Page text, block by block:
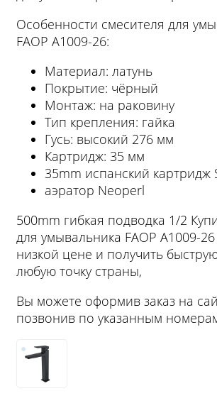
Особенности смесителя для
FAОP A1009-26:
Материал: латунь
Покрытие: чёрный
Монтаж: на раковину
Тип крепления: гайка
Гусь: высокий 276 мм
Картридж: 35 мм
35mm испанский картридж
аэратор Neoperl
500mm гибкая подводка 1/2
для умывальника FAОP A1009-
низкой цене и получить
любую точку страны,
Вы можете оформив заказ на
позвонив по указанным